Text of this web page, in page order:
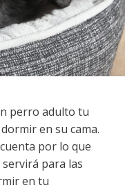
perro adulto tu
en su cama.
por lo que
para las
en tu